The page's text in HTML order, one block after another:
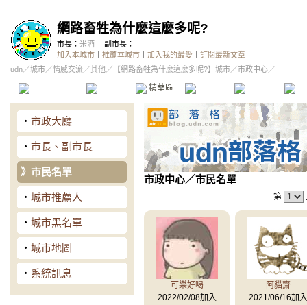
網路畜牲為什麼這麼多呢?
市長： 米酒
副市長：
加入本城市
推薦本城市 加入我的最愛
訂閱最新文章
udn／城市／情感交流／其他 ／ 【網路畜牲為什麼這麼多呢?】城市／市政中心／
精華區 投票區 影像館
‧ 市政大廳
‧ 市長、副市長
》 市民名單
‧ 城市推薦人
‧ 城市黑名單
‧ 城市地圖
‧ 系統訊息
市政中心／市民名單
第
可樂好喝
2022/02/08加入
阿貓齋
2021/06/16加入